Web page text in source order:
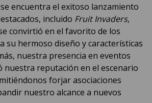
encuentra el exitoso lanzamiento
incluido Fruit Invaders,
convirtió en el favorito de los
su hermoso diseño y características
nuestra presencia en eventos
nuestra reputación en el escenario
forjar asociaciones
nuestro alcance a nuevos